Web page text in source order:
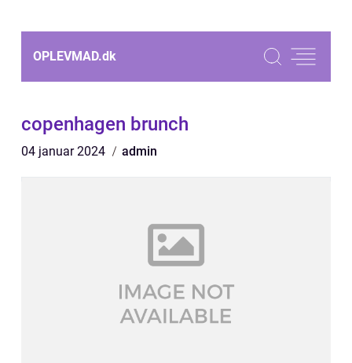
OPLEVMAD.dk
copenhagen brunch
04 januar 2024 admin